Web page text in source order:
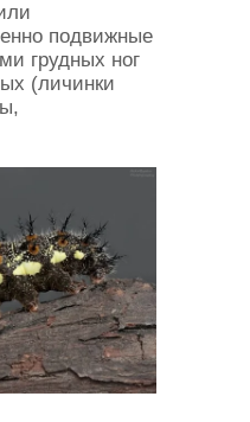
подвижные
грудных ног
(личинки